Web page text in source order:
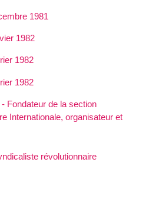
1981
1982
1982
1982
Fondateur de la section
Internationale, organisateur et
révolutionnaire